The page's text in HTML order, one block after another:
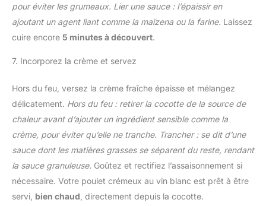
pour éviter les grumeaux. Lier une sauce : l’épaissir en
ajoutant un agent liant comme la maïzena ou la farine. Laissez
cuire encore 5 minutes à découvert.
7. Incorporez la crème et servez
Hors du feu, versez la crème fraîche épaisse et mélangez
délicatement. Hors du feu : retirer la cocotte de la source de
chaleur avant d’ajouter un ingrédient sensible comme la
crème, pour éviter qu’elle ne tranche. Trancher : se dit d’une
sauce dont les matières grasses se séparent du reste, rendant
la sauce granuleuse. Goûtez et rectifiez l’assaisonnement si
nécessaire. Votre poulet crémeux au vin blanc est prêt à être
servi, bien chaud , directement depuis la cocotte.